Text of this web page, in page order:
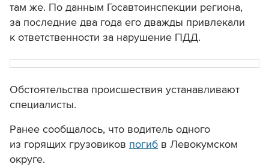
там же. По данным Госавтоинспекции региона,
за последние два года его дважды привлекали
к ответственности за нарушение ПДД.
Обстоятельства происшествия устанавливают
специалисты.
Ранее сообщалось, что водитель одного
из горящих грузовиков погиб в Левокумском
округе.